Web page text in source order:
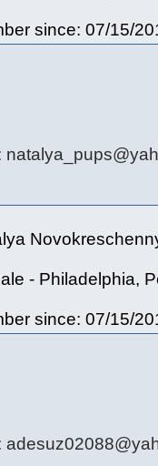
since: 07/15/
- Philadelphia,
since: 07/15/